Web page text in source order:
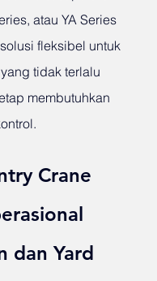
atau YA Series
fleksibel untuk
tidak terlalu
membutuhkan
Crane
dan Yard